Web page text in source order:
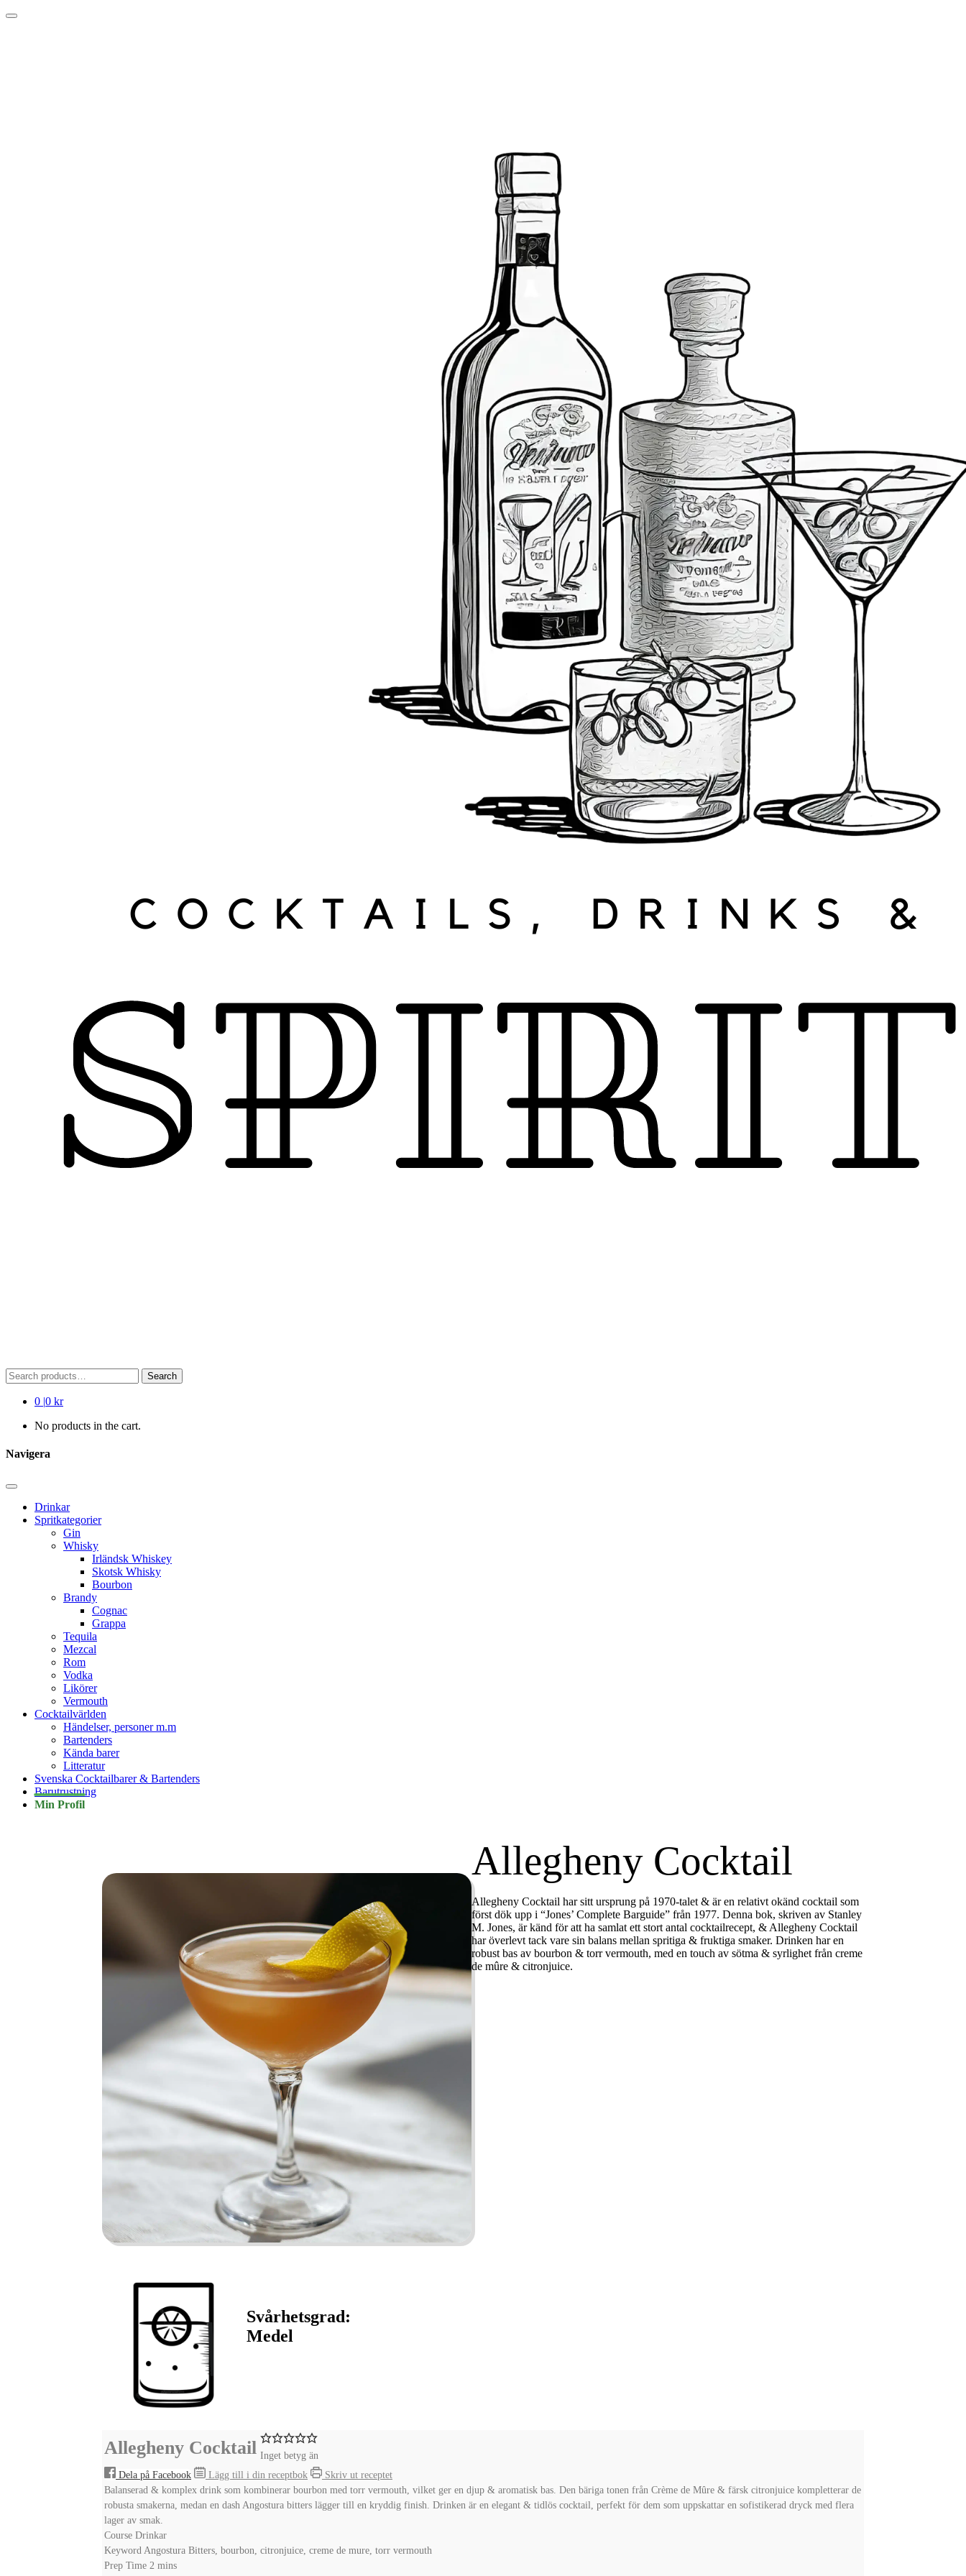
Skip
Search
for:
Search
0 |0 kr
No products in the cart.
Navigera
Drinkar
Spritkategorier
Gin
Whisky
Irländsk Whiskey
Skotsk Whisky
Bourbon
Brandy
Cognac
Grappa
Tequila
Mezcal
Rom
Vodka
Likörer
Vermouth
Cocktailvärlden
Händelser, personer m.m
Bartenders
Kända barer
Litteratur
Svenska Cocktailbarer & Bartenders
Barutrustning
Min Profil
Allegheny Cocktail
Allegheny Cocktail har sitt ursprung på 1970-talet & är en relativt okänd cocktail som
först dök upp i “Jones’ Complete Barguide” från 1977. Denna bok, skriven av Stanley
M. Jones, är känd för att ha samlat ett stort antal cocktailrecept, & Allegheny Cocktail
har överlevt tack vare sin balans mellan spritiga & fruktiga smaker. Drinken har en
robust bas av bourbon & torr vermouth, med en touch av sötma & syrlighet från creme
de mûre & citronjuice.
Svårhetsgrad:
Medel
Allegheny Cocktail Inget betyg än
Dela på Facebook
Lägg till i din receptbok
Skriv ut receptet
Balanserad & komplex drink som kombinerar bourbon med torr vermouth, vilket ger en djup & aromatisk bas. Den bäriga tonen från Crème de Mûre & färsk citronjuice kompletterar de
robusta smakerna, medan en dash Angostura bitters lägger till en kryddig finish. Drinken är en elegant & tidlös cocktail, perfekt för dem som uppskattar en sofistikerad dryck med flera
lager av smak.
Course Drinkar
Keyword Angostura Bitters, bourbon, citronjuice, creme de mure, torr vermouth
Prep Time 2 minutes
mins